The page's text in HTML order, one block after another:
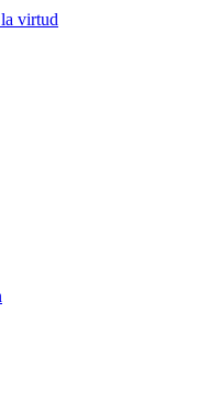
virtud